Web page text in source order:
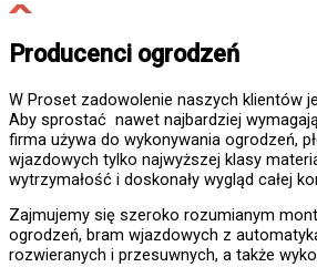
Producenci ogrodzeń
W Proset zadowolenie naszych klientów
Aby sprostać nawet najbardziej
firma używa do wykonywania ogrodzeń,
wjazdowych tylko najwyższej klasy
wytrzymałość i doskonały wygląd całej
Zajmujemy się szeroko rozumianym
ogrodzeń, bram wjazdowych z
rozwieranych i przesuwnych, a także